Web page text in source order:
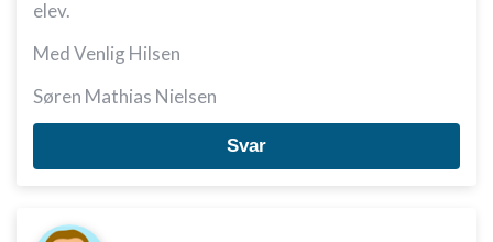
elev.
Med Venlig Hilsen
Søren Mathias Nielsen
Svar